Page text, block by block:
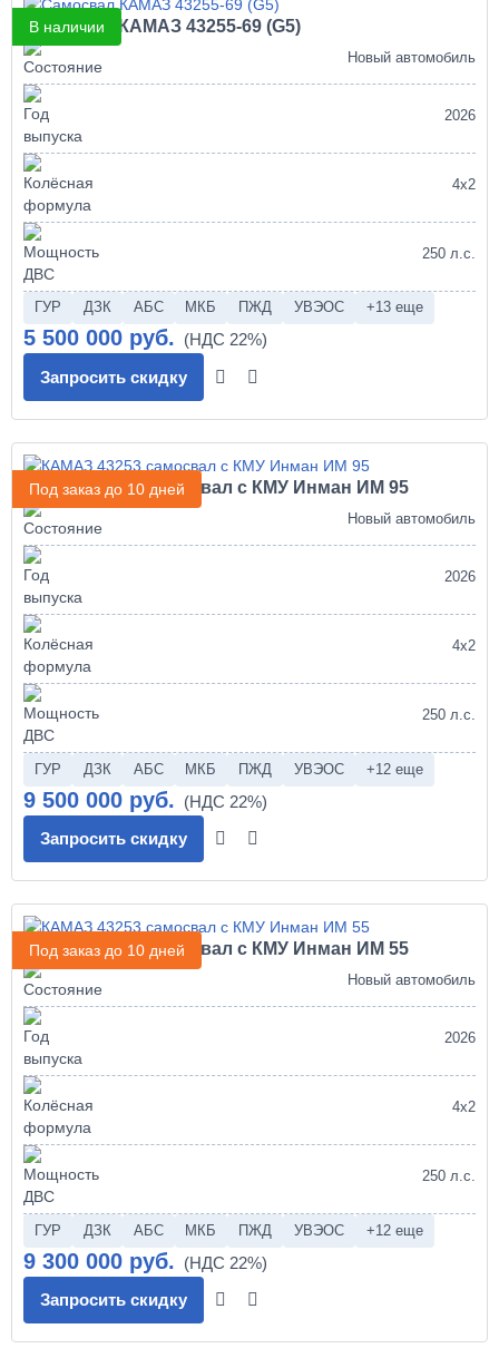
В наличии
Самосвал КАМАЗ 43255-69 (G5)
Новый автомобиль
2026
4х2
250 л.с.
ГУР ДЗК АБС МКБ ПЖД УВЭОС +13 еще
5 500 000 руб.
Запросить скидку
Под заказ до 10 дней
КАМАЗ 43253 самосвал с КМУ Инман ИМ 95
Новый автомобиль
2026
4х2
250 л.с.
ГУР ДЗК АБС МКБ ПЖД УВЭОС +12 еще
9 500 000 руб.
Запросить скидку
Под заказ до 10 дней
КАМАЗ 43253 самосвал с КМУ Инман ИМ 55
Новый автомобиль
2026
4х2
250 л.с.
ГУР ДЗК АБС МКБ ПЖД УВЭОС +12 еще
9 300 000 руб.
Запросить скидку